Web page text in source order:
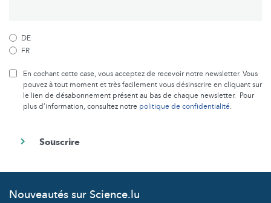
DE
FR
En cochant cette case, vous acceptez de recevoir notre newsletter. Vous
pouvez à tout moment et très facilement vous désinscrire en cliquant sur
le lien de désabonnement présent au bas de chaque newsletter. Pour
plus d’information, consultez notre politique de confidentialité.
Nouveautés sur Science.lu